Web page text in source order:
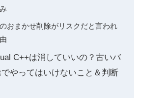
おまかせ削除がリスクだと言われ
C++は消していいの？古いバ
やってはいけないこと＆判断